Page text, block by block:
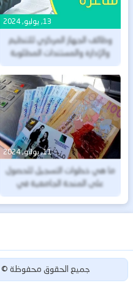
13, يوليو, 2024
وظائف الجهاز المركزي للتنظيم
والإدارة والمستندات المطلوبة
2024
11, يوليو, 2024
ما هي خطوات التسجيل للحصول
على المنحة الجامعية في
المغرب لعام 2024؟
جميع الحقوق محفوظة ©